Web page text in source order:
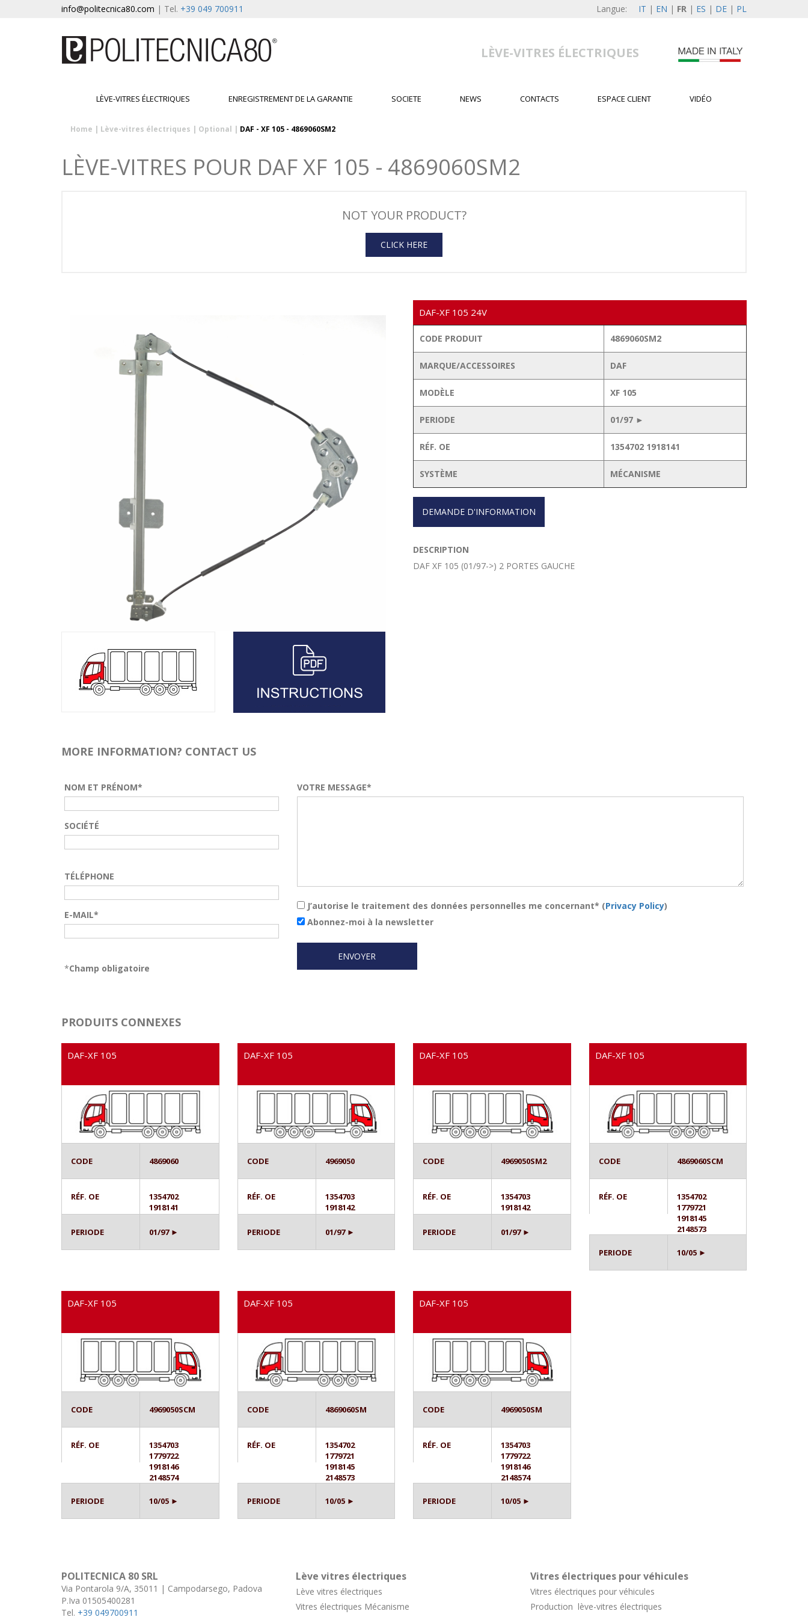
info@politecnica80.com | Tel. +39 049 700911 Langue: IT | EN | FR | ES | DE | PL
LÈVE-VITRES ÉLECTRIQUES
LÈVE-VITRES ÉLECTRIQUES ENREGISTREMENT DE LA GARANTIE SOCIETE NEWS CONTACTS ESPACE CLIENT VIDÉO
Home | Lève-vitres électriques | Optional | DAF - XF 105 - 4869060SM2
LÈVE-VITRES POUR DAF XF 105 - 4869060SM2
NOT YOUR PRODUCT?
CLICK HERE
DAF-XF 105 24V
CODE PRODUIT 4869060SM2
MARQUE/ACCESSOIRES DAF
MODÈLE XF 105
PERIODE 01/97 ►
RÉF. OE 1354702 1918141
SYSTÈME MÉCANISME
DEMANDE D'INFORMATION
DESCRIPTION
DAF XF 105 (01/97->) 2 PORTES GAUCHE
MORE INFORMATION? CONTACT US
NOM ET PRÉNOM*
SOCIÉTÉ
TÉLÉPHONE
E-MAIL*
*Champ obligatoire
VOTRE MESSAGE*
J’autorise le traitement des données personnelles me concernant* (Privacy Policy)
Abonnez-moi à la newsletter
PRODUITS CONNEXES
DAF-XF 105
CODE 4869060
RÉF. OE
1354702
1918141
PERIODE 01/97 ►
DAF-XF 105
CODE 4969050
RÉF. OE
1354703
1918142
PERIODE 01/97 ►
DAF-XF 105
CODE 4969050SM2
RÉF. OE
1354703
1918142
PERIODE 01/97 ►
DAF-XF 105
CODE 4869060SCM
RÉF. OE
1354702
1779721
1918145
2148573
PERIODE 10/05 ►
DAF-XF 105
CODE 4969050SCM
RÉF. OE
1354703
1779722
1918146
2148574
PERIODE 10/05 ►
DAF-XF 105
CODE 4869060SM
RÉF. OE
1354702
1779721
1918145
2148573
PERIODE 10/05 ►
DAF-XF 105
CODE 4969050SM
RÉF. OE
1354703
1779722
1918146
2148574
PERIODE 10/05 ►
POLITECNICA 80 SRL
Via Pontarola 9/A, 35011 | Campodarsego, Padova
P.Iva 01505400281
Tel. +39 049700911
Lève vitres électriques
Lève vitres électriques
Vitres électriques Mécanisme
Vitres électriques pour véhicules
Vitres électriques pour véhicules
Production lève-vitres électriques